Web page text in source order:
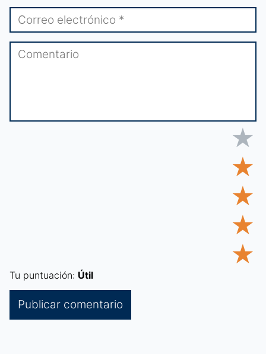
★
★
★
★
★
Tu puntuación: Útil